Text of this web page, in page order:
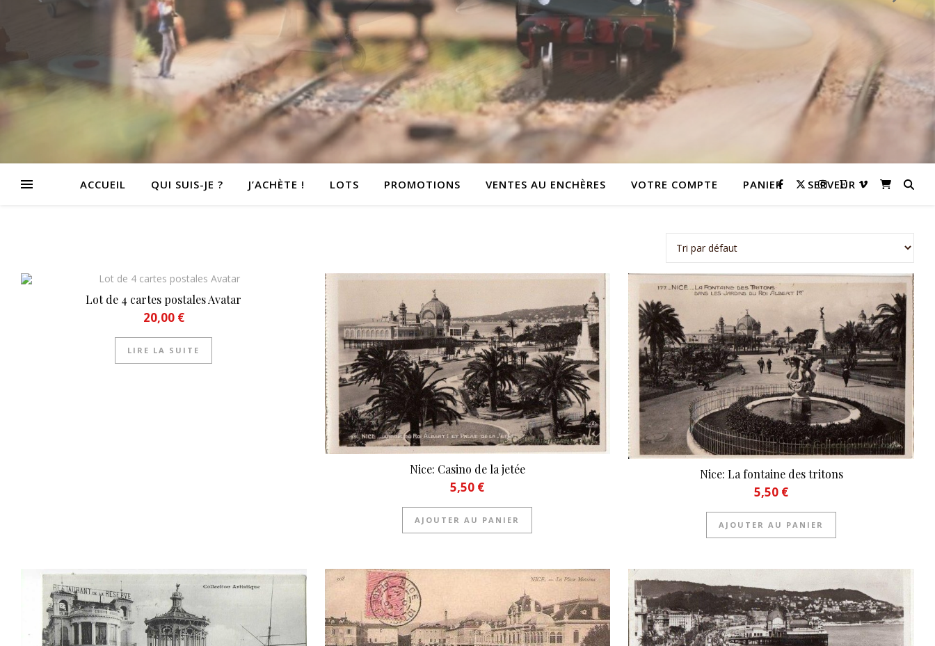
ACCUEIL QUI SUIS-JE ? J’ACHÈTE ! LOTS PROMOTIONS VENTES AU ENCHÈRES VOTRE COMPTE PANIER SERVEUR
Lot de 4 cartes postales Avatar
20,00 €
LIRE LA SUITE
Nice: Casino de la jetée
5,50 €
AJOUTER AU PANIER
Nice: La fontaine des tritons
5,50 €
AJOUTER AU PANIER